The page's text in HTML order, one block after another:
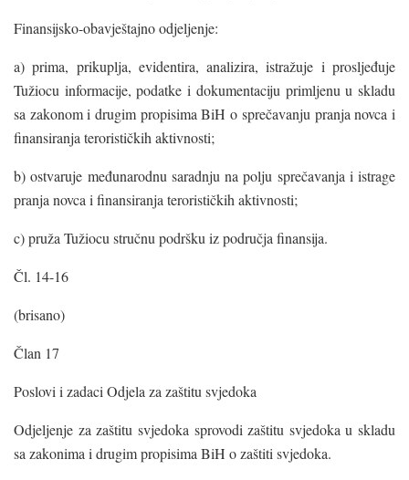
Finansijsko-obavještajno odjeljenje:
a) prima, prikuplja, evidentira, analizira, istražuje i prosljeđuje
Tužiocu informacije, podatke i dokumentaciju primljenu u skladu
sa zakonom i drugim propisima BiH o sprečavanju pranja novca i
finansiranja terorističkih aktivnosti;
b) ostvaruje međunarodnu saradnju na polju sprečavanja i istrage
pranja novca i finansiranja terorističkih aktivnosti;
c) pruža Tužiocu stručnu podršku iz područja finansija.
Čl. 14-16
(brisano)
Član 17
Poslovi i zadaci Odjela za zaštitu svjedoka
Odjeljenje za zaštitu svjedoka sprovodi zaštitu svjedoka u skladu
sa zakonima i drugim propisima BiH o zaštiti svjedoka.